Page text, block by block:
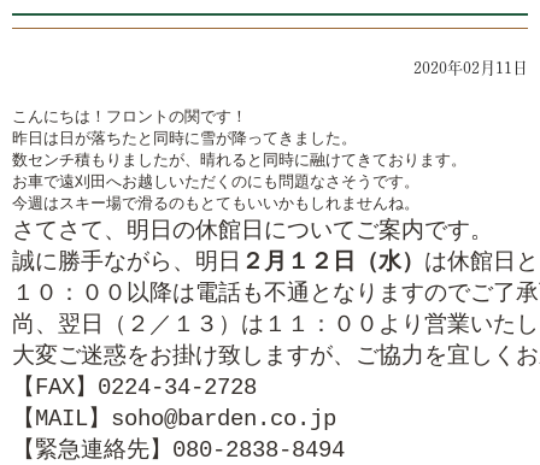
2020年02月11日
こんにちは！フロントの関です！
昨日は日が落ちたと同時に雪が降ってきました。
数センチ積もりましたが、晴れると同時に融けてきております。
お車で遠刈田へお越しいただくのにも問題なさそうです。
さてさて、明日の休館日についてご案内です。
誠に勝手ながら、明日 ２月１２日（水） は休館日
１０：００以降は電話も不通となりますのでご了
尚、翌日（２／１３）は１１：００より営業いた
【FAX】0224-34-2728
【MAIL】soho@barden.co.jp
【緊急連絡先】080-2838-8494